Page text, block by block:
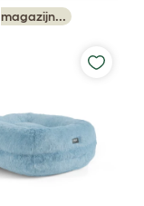
magazijn...